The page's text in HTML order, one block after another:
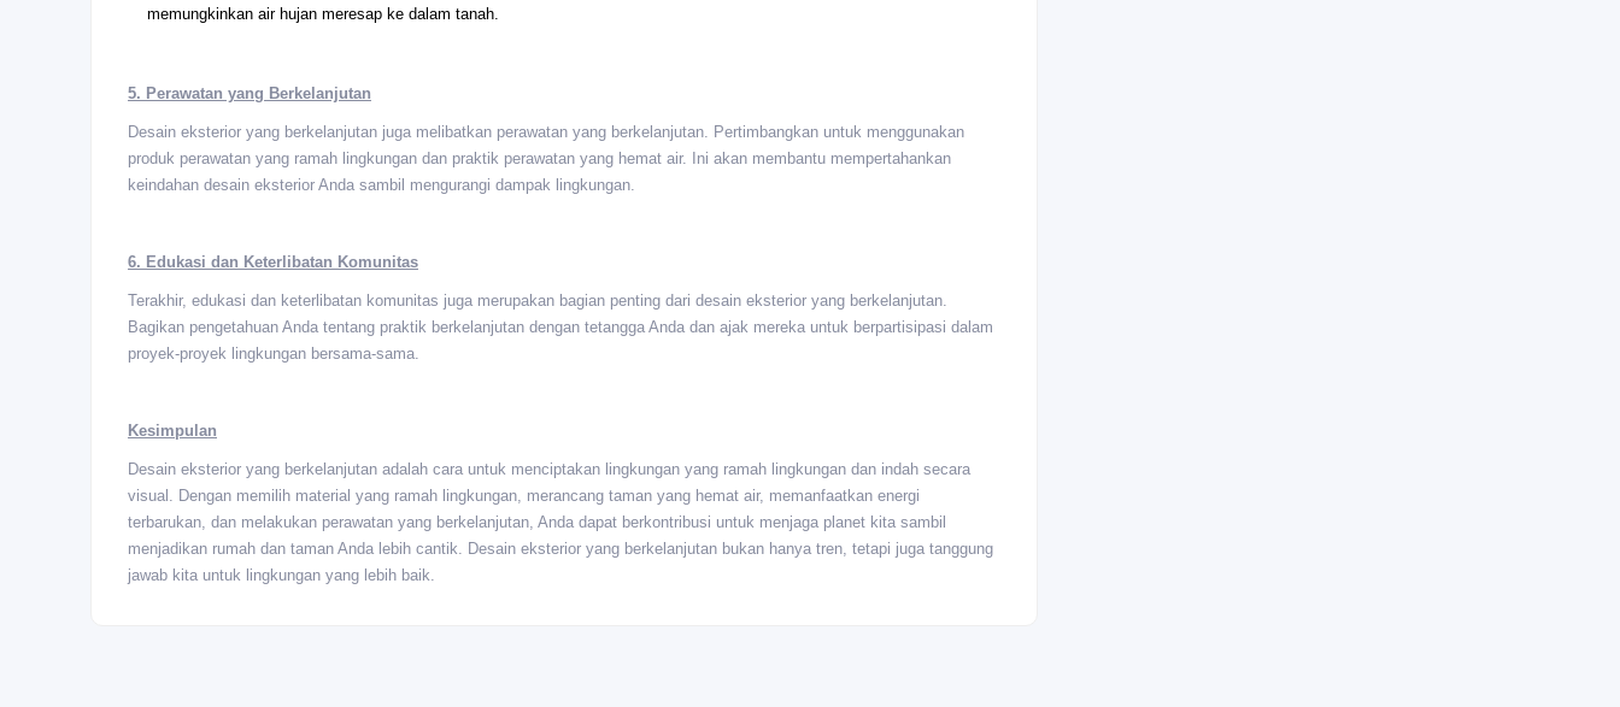
memungkinkan air hujan meresap ke dalam tanah.
5. Perawatan yang Berkelanjutan
Desain eksterior yang berkelanjutan juga melibatkan perawatan yang berkelanjutan. Pertimbangkan untuk menggunakan
produk perawatan yang ramah lingkungan dan praktik perawatan yang hemat air. Ini akan membantu mempertahankan
keindahan desain eksterior Anda sambil mengurangi dampak lingkungan.
6. Edukasi dan Keterlibatan Komunitas
Terakhir, edukasi dan keterlibatan komunitas juga merupakan bagian penting dari desain eksterior yang berkelanjutan.
Bagikan pengetahuan Anda tentang praktik berkelanjutan dengan tetangga Anda dan ajak mereka untuk berpartisipasi dalam
proyek-proyek lingkungan bersama-sama.
Kesimpulan
Desain eksterior yang berkelanjutan adalah cara untuk menciptakan lingkungan yang ramah lingkungan dan indah secara
visual. Dengan memilih material yang ramah lingkungan, merancang taman yang hemat air, memanfaatkan energi
terbarukan, dan melakukan perawatan yang berkelanjutan, Anda dapat berkontribusi untuk menjaga planet kita sambil
menjadikan rumah dan taman Anda lebih cantik. Desain eksterior yang berkelanjutan bukan hanya tren, tetapi juga tanggung
jawab kita untuk lingkungan yang lebih baik.